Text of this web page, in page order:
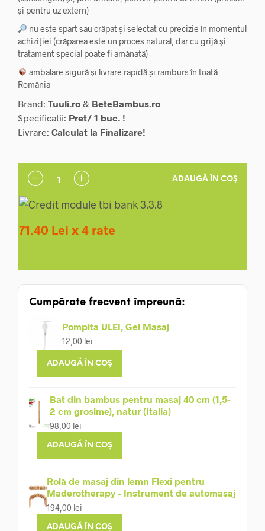
și pentru uz extern)
nu este spart sau crăpat și selectat cu precizie în momentul
achiziției (crăparea este un proces natural, dar cu grijă și
tratament special poate fi amânată)
ambalare sigură și livrare rapidă și ramburs în toată
România
Brand: Tuuli.ro & BeteBambus.ro
Specificatii: Pret/ 1 buc. !
Livrare: Calculat la Finalizare!
ADAUGĂ ÎN COȘ
71.40 Lei x 4 rate
Cumpărate frecvent împreună:
Pompita ULEI, Gel Masaj
12,00 lei
ADAUGĂ ÎN COȘ
Bat din bambus pentru masaj 40 cm (1,5-
2 cm grosime), natur (Italia)
98,00 lei
ADAUGĂ ÎN COȘ
Rolă de masaj din lemn Flexi pentru
Maderotherapy - Instrument de automasaj
194,00 lei
ADAUGĂ ÎN COȘ